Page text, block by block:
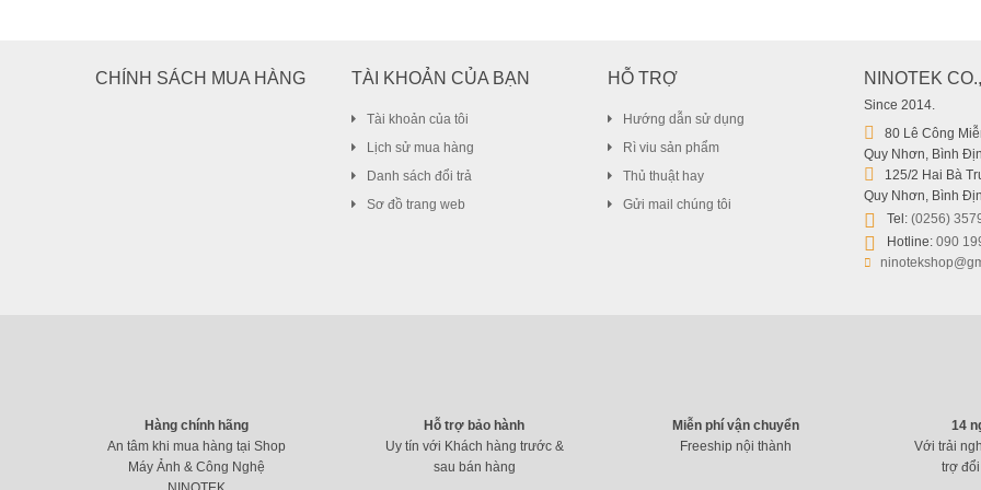
Chuột Bluetooth Microsoft Modern
849.000₫ 749.000
CHÍNH SÁCH MUA HÀNG TÀI KHOẢN CỦA BẠN
Tài khoản của tôi
Lịch sử mua hàng
Danh sách đổi trả
Sơ đồ trang web
HỖ TRỢ
Hướng dẫn sử dụng
Rì viu sản phẩm
Thủ thuật hay
Gửi mail chúng tôi
NINOTEK
Since 2014.
80 Lê Công
Quy Nhơn, Bình
125/2 Hai Bà
Quy Nhơn, Bình
Tel: (0256)
Hotline: 090
Hàng chính hãng
An tâm khi mua hàng tại Shop
Máy Ảnh & Công Nghệ
Hỗ trợ bảo hành
Uy tín với Khách hàng trước &
sau bán hàng
Miễn phí vận chuyển
Freeship nội thành
14
Với trải
trợ